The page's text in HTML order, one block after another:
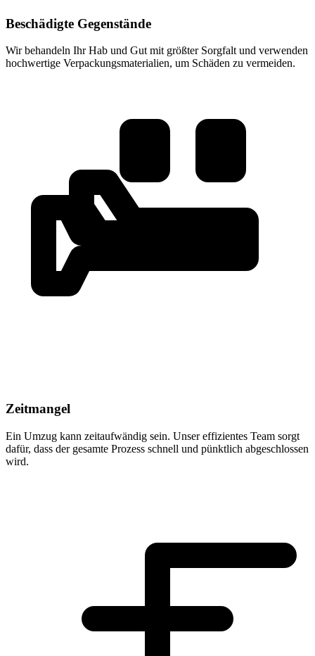
Beschädigte Gegenstände
Wir behandeln Ihr Hab und Gut mit größter Sorgfalt und verwenden
hochwertige Verpackungsmaterialien, um Schäden zu vermeiden.
Zeitmangel
Ein Umzug kann zeitaufwändig sein. Unser effizientes Team sorgt
dafür, dass der gesamte Prozess schnell und pünktlich abgeschlossen
wird.